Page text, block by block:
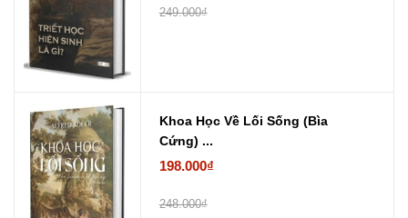
249.000₫
Khoa Học Về Lối Sống (Bìa
Cứng) ...
198.000₫
248.000₫